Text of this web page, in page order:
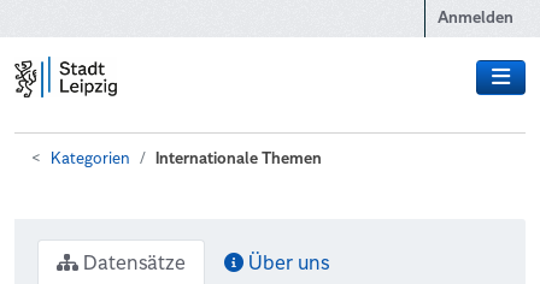
Anmelden
Kategorien Internationale Themen
Datensätze Über uns